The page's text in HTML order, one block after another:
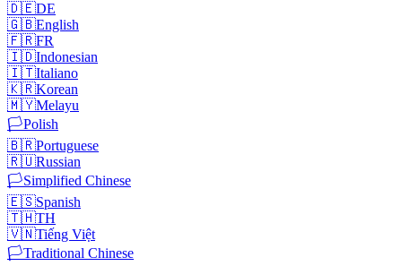
🇩🇪DE
🇬🇧English
🇫🇷FR
🇮🇩Indonesian
🇮🇹Italiano
🇰🇷Korean
🇲🇾Melayu
🏳️Polish
🇧🇷Portuguese
🇷🇺Russian
🏳️Simplified Chinese
🇪🇸Spanish
🇹🇭TH
🇻🇳Tiếng Việt
🏳️Traditional Chinese